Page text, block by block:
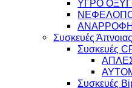
ΥΓΡΟ
Συσκευές
Συσκευές
Συσκευές